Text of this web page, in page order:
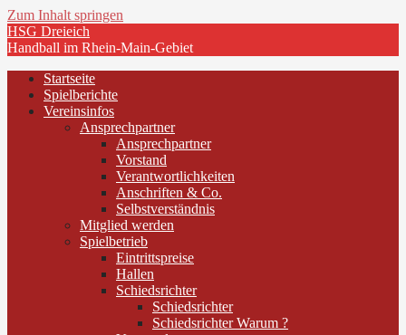
Zum Inhalt springen
HSG Dreieich
Handball im Rhein-Main-Gebiet
Startseite
Spielberichte
Vereinsinfos
Ansprechpartner
Ansprechpartner
Vorstand
Verantwortlichkeiten
Anschriften & Co.
Selbstverständnis
Mitglied werden
Spielbetrieb
Eintrittspreise
Hallen
Schiedsrichter
Schiedsrichter
Schiedsrichter Warum ?